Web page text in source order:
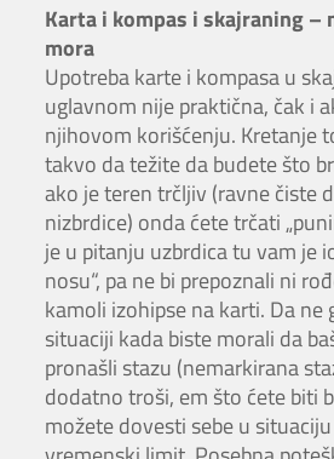
Karta i kompas i skajraning –
mora
Upotreba karte i kompasa u
uglavnom nije praktična, čak i
njihovom korišćenju. Kretanje
takvo da težite da budete što
ako je teren trčljiv (ravne čiste
nizbrdice) onda ćete trčati
je u pitanju uzbrdica tu vam je
nosu“, pa ne bi prepoznali ni
kamoli izohipse na karti. Da ne
situaciji kada biste morali da
pronašli stazu (nemarkirana
dodatno troši, em što ćete biti
možete dovesti sebe u